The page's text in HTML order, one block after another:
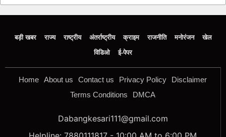
बड़ी खबर राज्य राष्ट्रीय अंतर्राष्ट्रीय क्राइम राजनीति मनोरंजन
खेल
विडिओ
ई-पेपर
Home About us Contact us Privacy Policy
Disclaimer
Terms Conditions
DMCA
Dabangkesari111@gmail.com